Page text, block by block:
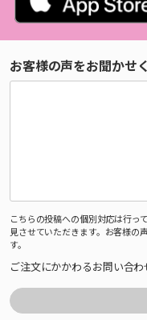
お客様の声をお聞かせ
こちらの投稿への個別対応は行っ
見させていただきます。お客様の
す。
ご注文にかかわるお問い合わ